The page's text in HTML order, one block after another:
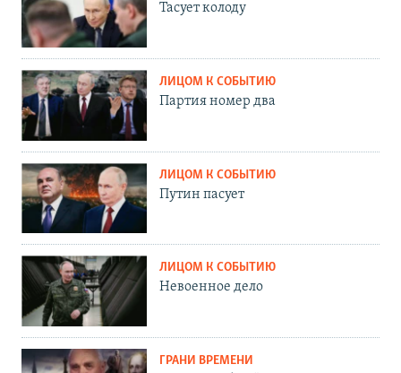
Тасует колоду
ЛИЦОМ К СОБЫТИЮ
Партия номер два
ЛИЦОМ К СОБЫТИЮ
Путин пасует
ЛИЦОМ К СОБЫТИЮ
Невоенное дело
ГРАНИ ВРЕМЕНИ